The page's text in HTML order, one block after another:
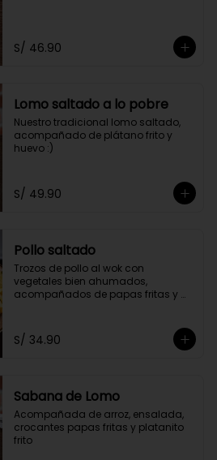
S/ 46.90
Lomo saltado a lo pobre
Nuestro tradicional lomo saltado,
acompañado de plátano frito y
huevo :)
S/ 49.90
Pollo saltado
Trozos de pollo al wok con
vegetales bien ahumados,
acompañados de papas fritas y
S/ 34.90
Sabana de Lomo
Acompañada de arroz, ensalada,
crocantes papas fritas y platanito
frito